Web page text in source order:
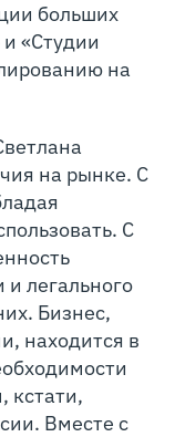
больших
«Студии
на
на рынке. С
С
и легального
Бизнес,
находится в
кстати,
Вместе с